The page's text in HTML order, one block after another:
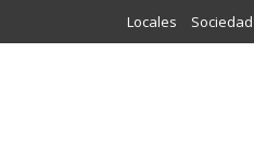
Locales Sociedad